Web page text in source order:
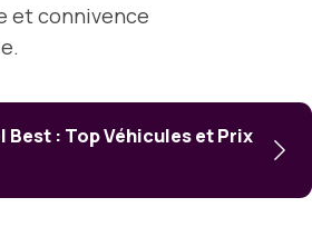
et connivence
Best : Top Véhicules et Prix